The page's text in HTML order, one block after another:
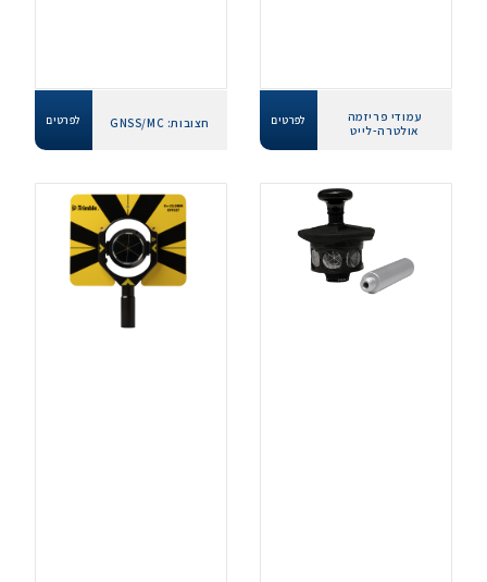
עמודי פריזמה
אולטרה-לייט
לפרטים חצובות: GNSS/MC לפרטים